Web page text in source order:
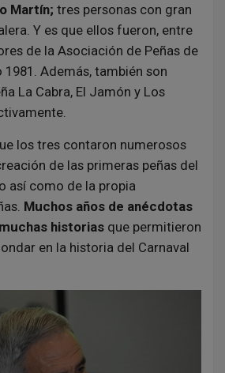
Martín; tres personas con gran
Y es que ellos fueron, entre
de la Asociación de Peñas de
1981. Además, también son
La Cabra, El Jamón y Los
los tres contaron numerosos
de las primeras peñas del
así como de la propia
Muchos años de anécdotas
historias que permitieron
en la historia del Carnaval